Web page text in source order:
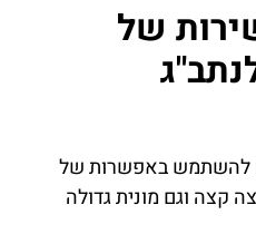
של
להשתמש באפשרות של
קצה וגם מונית גדולה